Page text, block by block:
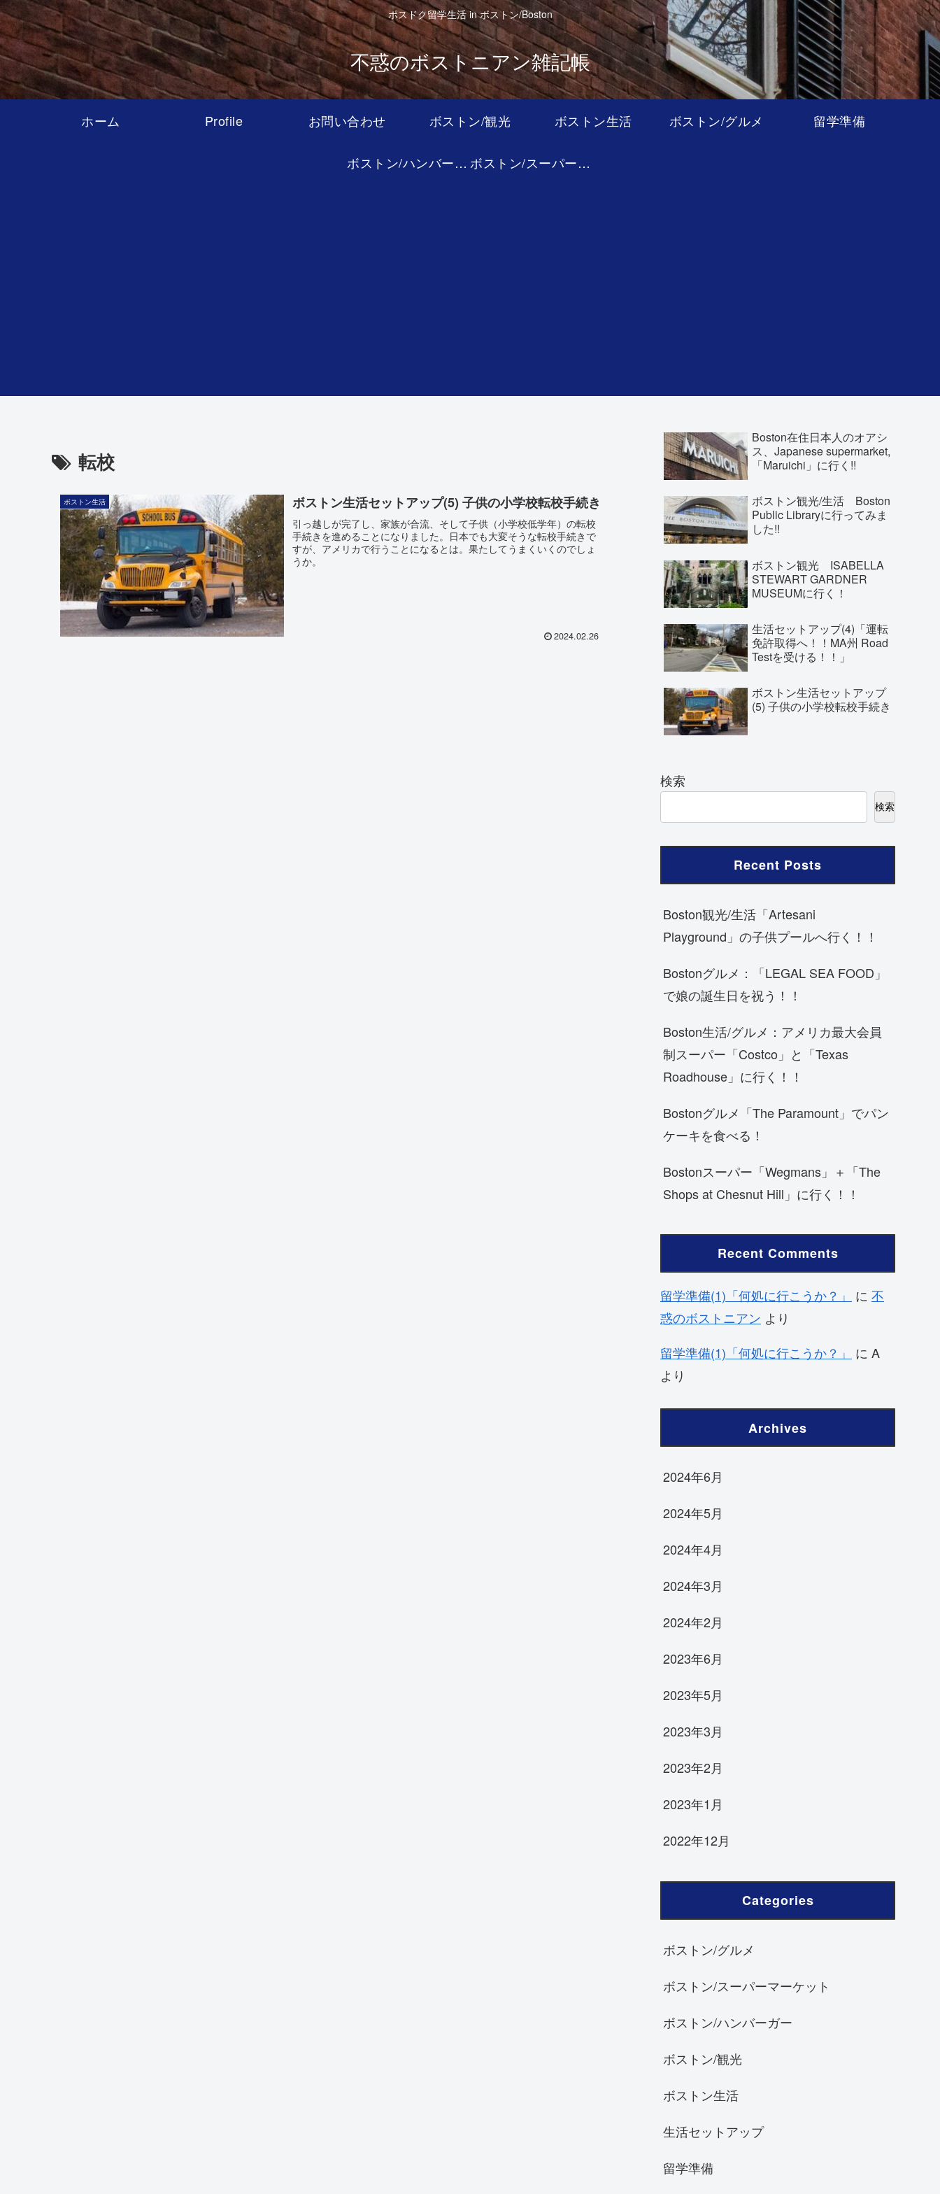
ポスドク留学生活 in ボストン/Boston
不惑のボストニアン雑記帳
ホーム Profile お問い合わせ ボストン/観光 ボストン生活 ボストン/グルメ 留学準備
ボストン/ハンバーガー ボストン/スーパーマーケット
転校
ボストン生活 ボストン生活セットアップ(5) 子供の小学校転校手続き
引っ越しが完了し、家族が合流、そして子供（小学校低学年）の転校
手続きを進めることになりました。日本でも大変そうな転校手続きで
すが、アメリカで行うことになるとは。果たしてうまくいくのでしょ
うか。
2024.02.26
Boston在住日本人のオアシ
ス、Japanese supermarket,
「Maruichi」に行く!!
ボストン観光/生活 Boston
Public Libraryに行ってみま
した!!
ボストン観光 ISABELLA
STEWART GARDNER
MUSEUMに行く！
生活セットアップ(4)「運転
免許取得へ！！MA州 Road
Testを受ける！！」
ボストン生活セットアップ
(5) 子供の小学校転校手続き
検索
検索
Recent Posts
Boston観光/生活「Artesani
Playground」の子供プールへ行く！！
Bostonグルメ：「LEGAL SEA FOOD」
で娘の誕生日を祝う！！
Boston生活/グルメ：アメリカ最大会員
制スーパー「Costco」と「Texas
Roadhouse」に行く！！
Bostonグルメ「The Paramount」でパン
ケーキを食べる！
Bostonスーパー「Wegmans」＋「The
Shops at Chesnut Hill」に行く！！
Recent Comments
留学準備(1)「何処に行こうか？」 に 不
惑のボストニアン より
留学準備(1)「何処に行こうか？」
に A
より
Archives
2024年6月
2024年5月
2024年4月
2024年3月
2024年2月
2023年6月
2023年5月
2023年3月
2023年2月
2023年1月
2022年12月
Categories
ボストン/グルメ
ボストン/スーパーマーケット
ボストン/ハンバーガー
ボストン/観光
ボストン生活
生活セットアップ
留学準備